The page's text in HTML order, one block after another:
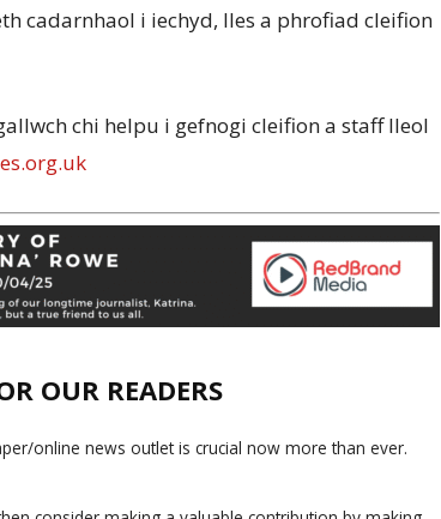
cadarnhaol i iechyd, lles a phrofiad cleifion
chi helpu i gefnogi cleifion a staff lleol
OUR READERS
online news outlet is crucial now more than ever.